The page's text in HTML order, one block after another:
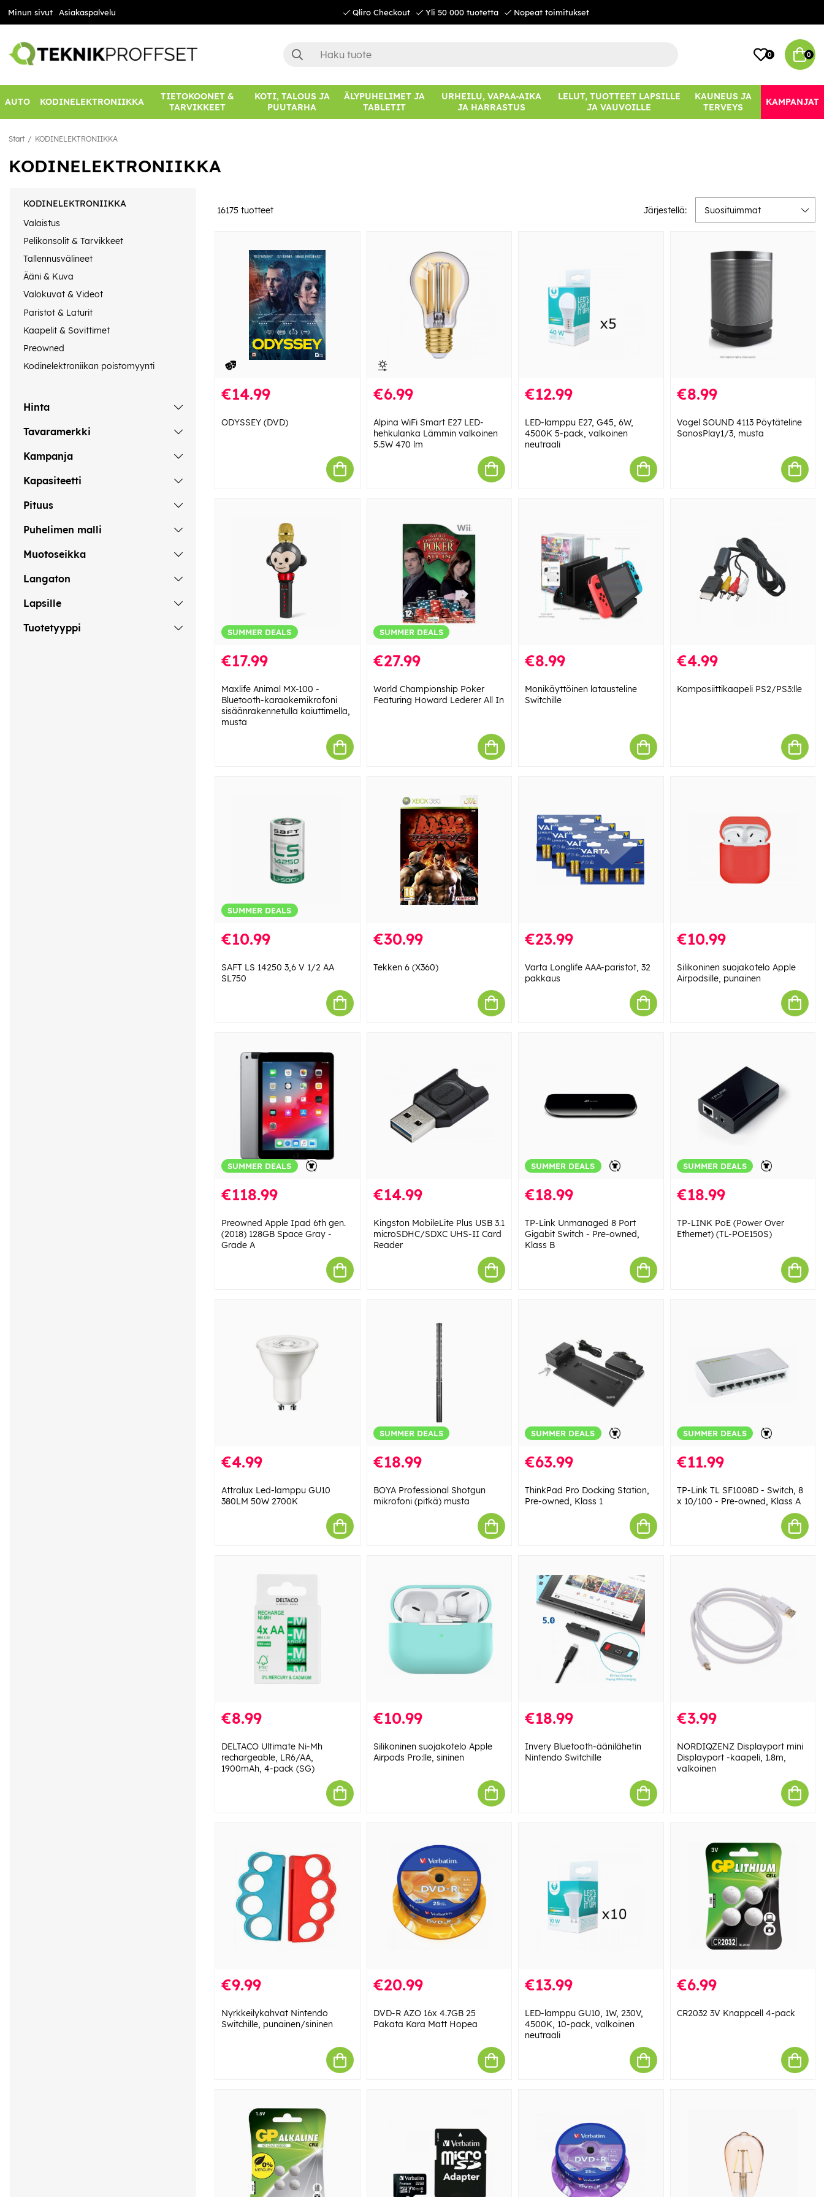
Minun sivut Asiakaspalvelu Qliro Checkout Yli 50 000 tuotetta Nopeat toimitukset
0 0
AUTO KODINELEKTRONIIKKA
TIETOKOONET &
TARVIKKEET
KOTI, TALOUS JA
PUUTARHA
ÄLYPUHELIMET JA
TABLETIT
URHEILU, VAPAA-AIKA
JA HARRASTUS
LELUT, TUOTTEET LAPSILLE
JA VAUVOILLE
KAUNEUS JA
TERVEYS
KAMPANJAT
Start KODINELEKTRONIIKKA
KODINELEKTRONIIKKA
KODINELEKTRONIIKKA
Valaistus
Pelikonsolit & Tarvikkeet
Tallennusvälineet
Ääni & Kuva
Valokuvat & Videot
Paristot & Laturit
Kaapelit & Sovittimet
Preowned
Kodinelektroniikan poistomyynti
Hinta
Tavaramerkki
Kampanja
Kapasiteetti
Pituus
Puhelimen malli
Muotoseikka
Langaton
Lapsille
Tuotetyyppi
16175 tuotteet Järjestellä: Suosituimmat
€14.99
ODYSSEY (DVD)
€6.99
Alpina WiFi Smart E27 LED-
hehkulanka Lämmin valkoinen
5.5W 470 lm
€12.99
LED-lamppu E27, G45, 6W,
4500K 5-pack, valkoinen
neutraali
€8.99
Vogel SOUND 4113 Pöytäteline
SonosPlay1/3, musta
SUMMER DEALS
€17.99
Maxlife Animal MX-100 -
Bluetooth-karaokemikrofoni
sisäänrakennetulla kaiuttimella,
musta
SUMMER DEALS
€27.99
World Championship Poker
Featuring Howard Lederer All In
€8.99
Monikäyttöinen latausteline
Switchille
€4.99
Komposiittikaapeli PS2/PS3:lle
SUMMER DEALS
€10.99
SAFT LS 14250 3,6 V 1/2 AA
SL750
€30.99
Tekken 6 (X360)
€23.99
Varta Longlife AAA-paristot, 32
pakkaus
€10.99
Silikoninen suojakotelo Apple
Airpodsille, punainen
SUMMER DEALS
€118.99
Preowned Apple Ipad 6th gen.
(2018) 128GB Space Gray -
Grade A
€14.99
Kingston MobileLite Plus USB 3.1
microSDHC/SDXC UHS-II Card
Reader
SUMMER DEALS
€18.99
TP-Link Unmanaged 8 Port
Gigabit Switch - Pre-owned,
Klass B
SUMMER DEALS
€18.99
TP-LINK PoE (Power Over
Ethernet) (TL-POE150S)
€4.99
Attralux Led-lamppu GU10
380LM 50W 2700K
SUMMER DEALS
€18.99
BOYA Professional Shotgun
mikrofoni (pitkä) musta
SUMMER DEALS
€63.99
ThinkPad Pro Docking Station,
Pre-owned, Klass 1
SUMMER DEALS
€11.99
TP-Link TL SF1008D - Switch, 8
x 10/100 - Pre-owned, Klass A
€8.99
DELTACO Ultimate Ni-Mh
rechargeable, LR6/AA,
1900mAh, 4-pack (SG)
€10.99
Silikoninen suojakotelo Apple
Airpods Pro:lle, sininen
€18.99
Invery Bluetooth-äänilähetin
Nintendo Switchille
€3.99
NORDIQZENZ Displayport mini
Displayport -kaapeli, 1.8m,
valkoinen
€9.99
Nyrkkeilykahvat Nintendo
Switchille, punainen/sininen
€20.99
DVD-R AZO 16x 4.7GB 25
Pakata Kara Matt Hopea
€13.99
LED-lamppu GU10, 1W, 230V,
4500K, 10-pack, valkoinen
neutraali
€6.99
CR2032 3V Knappcell 4-pack